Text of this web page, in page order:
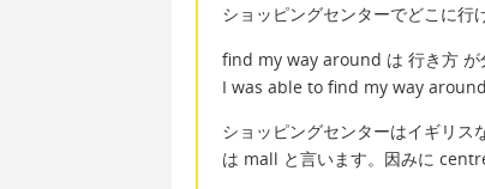
ショッピングセンターでどこに行
find my way around は 行き方 が
I was able to find my way
ショッピングセンターはイギリ
は mall と言います。因みに